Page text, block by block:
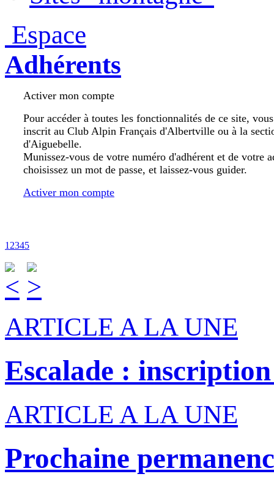
Espace
Adhérents
Activer mon compte
Pour accéder à toutes les fonctionnalités de ce site,
inscrit au Club Alpin Français d'Albertville ou à la
d'Aiguebelle.
Munissez-vous de votre numéro d'adhérent et de votre
choisissez un mot de passe, et laissez-vous guider.
Activer mon compte
1 2345
ARTICLE A LA UNE
Escalade :
ARTICLE A LA UNE
Prochaine